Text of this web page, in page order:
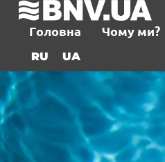
Головна Чому ми?
RU UA